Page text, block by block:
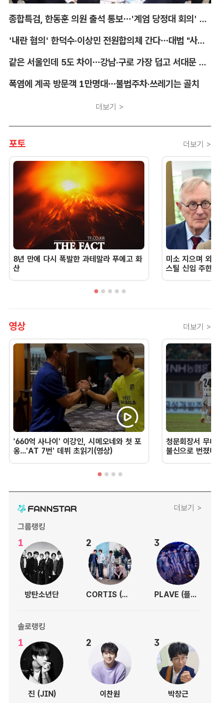
종합특검, 한동훈 의원 출석 통보…'계엄 당정대 회의' 참고인
'내란 혐의' 한덕수·이상민 전원합의체 간다…대법 "사법적 평가 필요"
같은 서울인데 5도 차이…강남·구로 가장 덥고 서대문 낮다
폭염에 계곡 방문객 1만명대…불법주차·쓰레기는 골치
더보기 >
포토 더보기 >
8년 만에 다시 폭발한 과테말라 푸에고 화
산
미소 지으며 외
스틸 신임 주한
영상 더보기 >
'660억 사나이' 이강인, 시메오네와 첫 포
옹...'AT 7번' 데뷔 초읽기(영상)
청문회장서 무너
불신으로 번졌
더보기 >
그룹랭킹
1
방탄소년단
2
CORTIS (코르티스)
3
PLAVE (플레이브)
솔로랭킹
1
진 (JIN)
2
이찬원
3
박창근